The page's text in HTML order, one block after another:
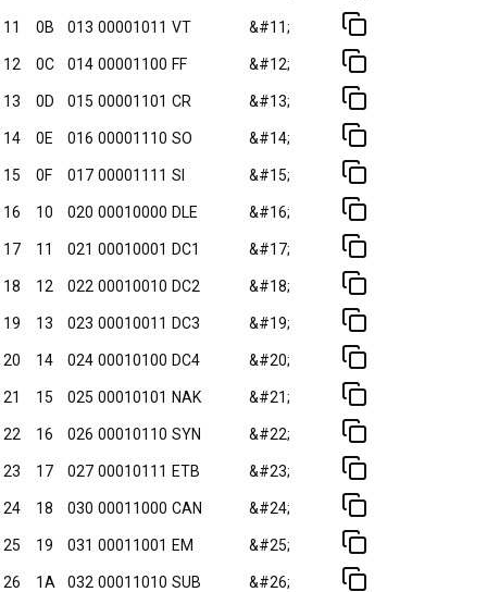
11 0B 013 00001011 VT &#11;
12 0C 014 00001100 FF &#12;
13 0D 015 00001101 CR &#13;
14 0E 016 00001110 SO &#14;
15 0F 017 00001111 SI &#15;
16 10 020 00010000 DLE &#16;
17 11 021 00010001 DC1 &#17;
18 12 022 00010010 DC2 &#18;
19 13 023 00010011 DC3 &#19;
20 14 024 00010100 DC4 &#20;
21 15 025 00010101 NAK &#21;
22 16 026 00010110 SYN &#22;
23 17 027 00010111 ETB &#23;
24 18 030 00011000 CAN &#24;
25 19 031 00011001 EM &#25;
26 1A 032 00011010 SUB &#26;